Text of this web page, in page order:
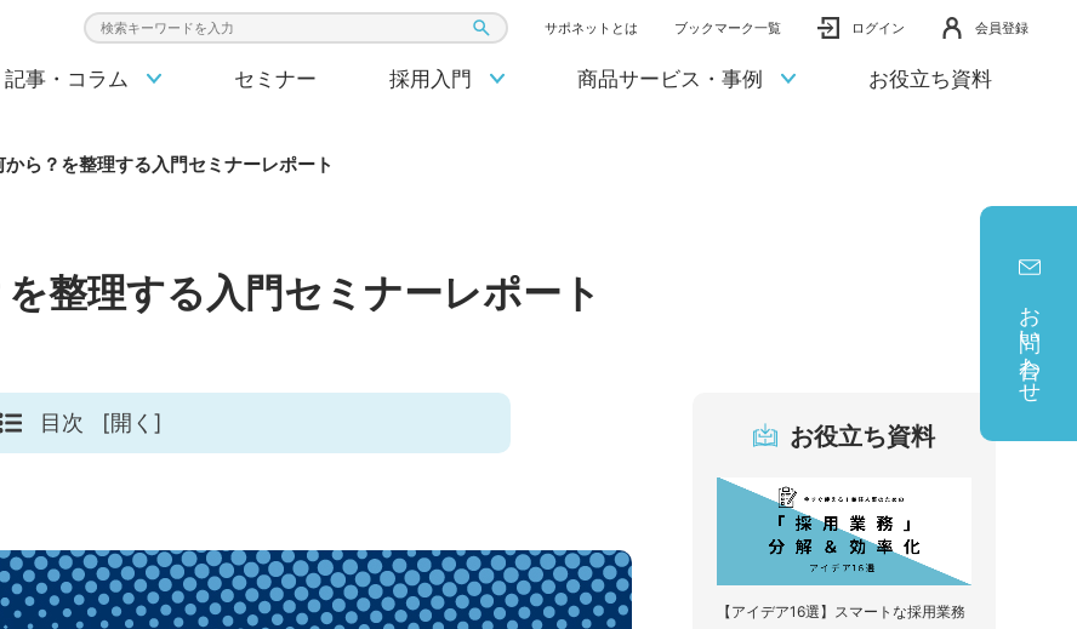
検索キーワード入力 サポネットとは ブックマーク一覧 ログイン 会員登録
記事・コラム セミナー 採用入門 商品サービス・事例 お役立ち資料
お問い合わせ
ら？を整理する入門セミナーレポート
整理する入門セミナーレポート
目次 [開く] お役立ち資料
【アイデア16選】スマートな採用業務